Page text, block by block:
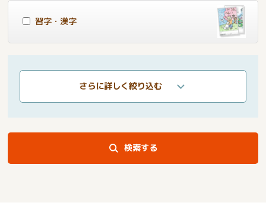
習字・漢字
さらに詳しく絞り込む
検索する